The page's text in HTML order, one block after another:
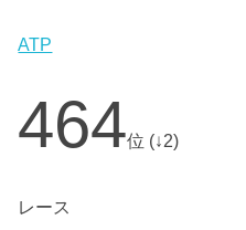
ATP
464位 (↓2)
レース